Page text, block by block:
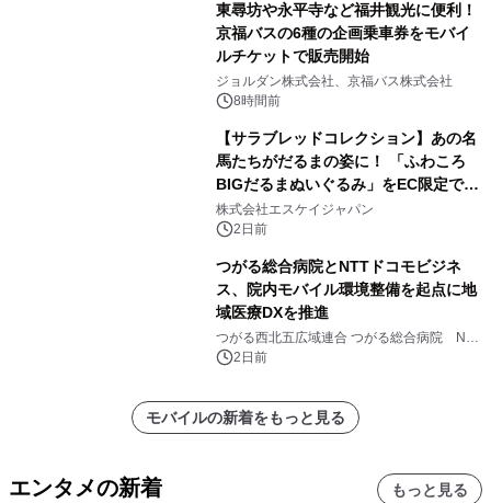
東尋坊や永平寺など福井観光に便利！
京福バスの6種の企画乗車券をモバイ
ルチケットで販売開始
ジョルダン株式会社、京福バス株式会社
8時間前
【サラブレッドコレクション】あの名
馬たちがだるまの姿に！ 「ふわころ
BIGだるまぬいぐるみ」をEC限定で受
注販売開始
株式会社エスケイジャパン
2日前
つがる総合病院とNTTドコモビジネ
ス、院内モバイル環境整備を起点に地
域医療DXを推進
つがる西北五広域連合 つがる総合病院 NTT
ドコモビジネス株式会社
2日前
モバイルの新着をもっと見る
エンタメの新着 もっと見る